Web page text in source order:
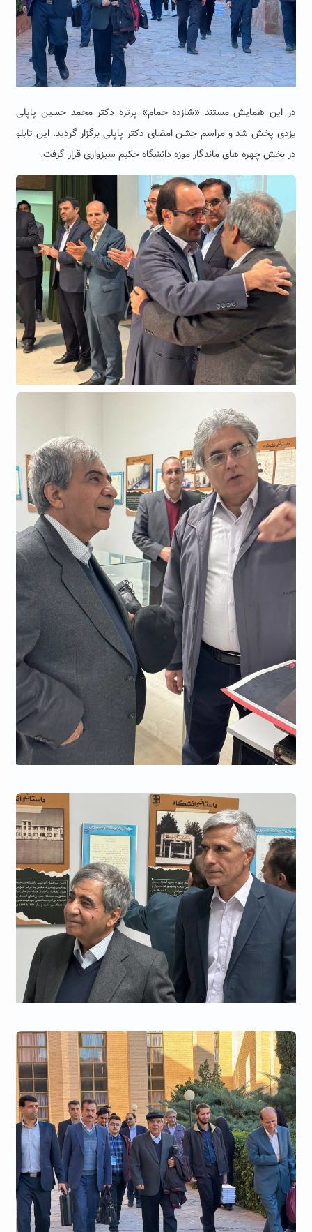
در این همایش مستند «شازده حمام» پرتره دکتر محمد حسین پاپلی
یزدی پخش شد و مراسم جشن امضای دکتر پاپلی برگزار گردید. این تابلو
در بخش چهره های ماندگار موزه دانشگاه حکیم سبزواری قرار گرفت.